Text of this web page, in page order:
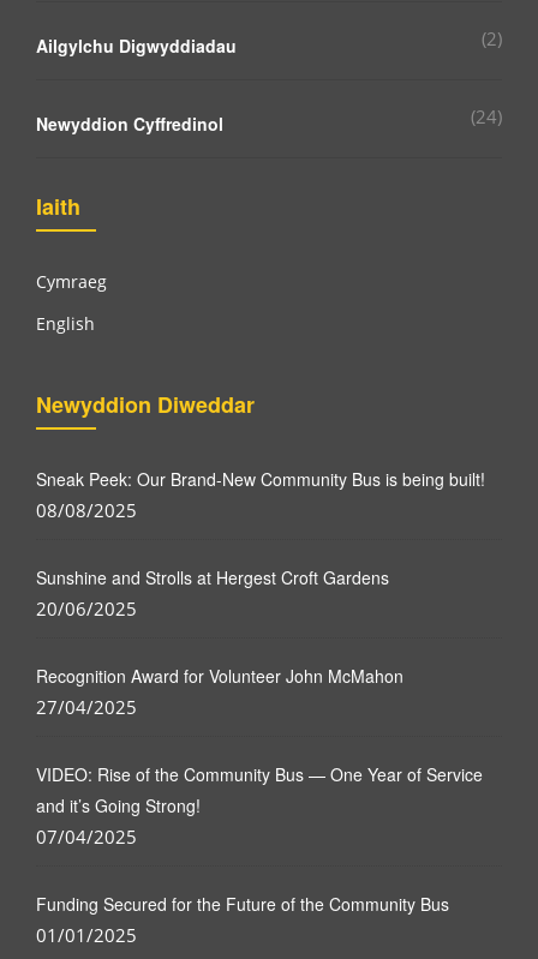
Ailgylchu Digwyddiadau (2)
Newyddion Cyffredinol (24)
Iaith
Cymraeg
English
Newyddion Diweddar
Sneak Peek: Our Brand-New Community Bus is being built!
08/08/2025
Sunshine and Strolls at Hergest Croft Gardens
20/06/2025
Recognition Award for Volunteer John McMahon
27/04/2025
VIDEO: Rise of the Community Bus — One Year of Service
and it’s Going Strong!
07/04/2025
Funding Secured for the Future of the Community Bus
01/01/2025